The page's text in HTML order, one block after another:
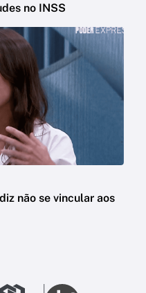
no INSS
não se vincular aos